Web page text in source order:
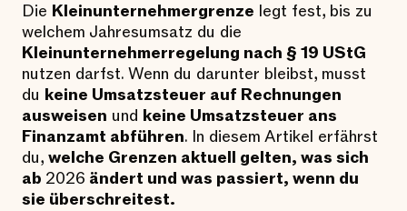
Die Kleinunternehmergrenze legt fest, bis zu
welchem Jahresumsatz du die
Kleinunternehmerregelung nach § 19 UStG
nutzen darfst. Wenn du darunter bleibst, musst
du keine Umsatzsteuer auf Rechnungen
ausweisen und keine Umsatzsteuer ans
Finanzamt abführen. In diesem Artikel erfährst
du, welche Grenzen aktuell gelten, was sich
ab 2026 ändert und was passiert, wenn du
sie überschreitest.